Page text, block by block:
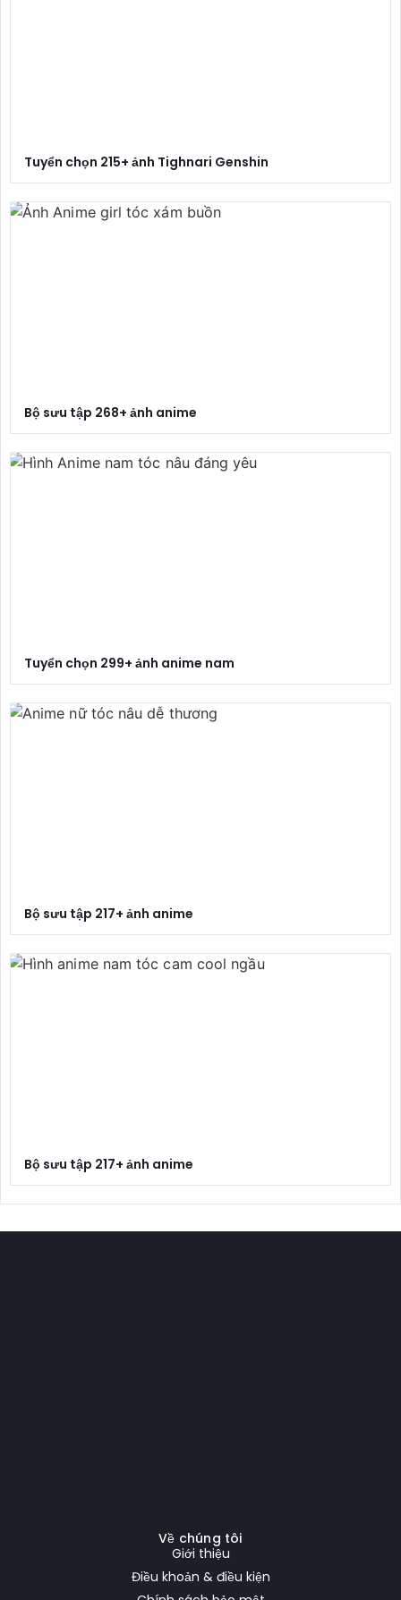
Tuyển chọn 215+ ảnh Tighnari Genshin
Bộ sưu tập 268+ ảnh anime
Tuyển chọn 299+ ảnh anime nam
Bộ sưu tập 217+ ảnh anime
Bộ sưu tập 217+ ảnh anime
Về chúng tôi
Giới thiệu
Điều khoản & điều kiện